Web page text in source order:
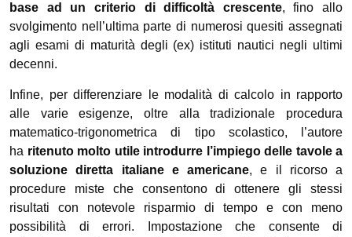
base ad un criterio di difficoltà crescente, fino allo
svolgimento nell’ultima parte di numerosi quesiti assegnati
agli esami di maturità degli (ex) istituti nautici negli ultimi
decenni.
Infine, per differenziare le modalità di calcolo in rapporto
alle varie esigenze, oltre alla tradizionale procedura
matematico-trigonometrica di tipo scolastico, l’autore
ha ritenuto molto utile introdurre l’impiego delle tavole a
soluzione diretta italiane e americane, e il ricorso a
procedure miste che consentono di ottenere gli stessi
risultati con notevole risparmio di tempo e con meno
possibilità di errori. Impostazione che consente di